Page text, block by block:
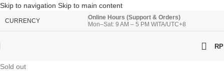
Skip to navigation Skip to main content
CURRENCY
Online Hours (Support & Orders)
Mon–Sat: 9 AM – 5 PM WITA/UTC+8
RP
Sold out